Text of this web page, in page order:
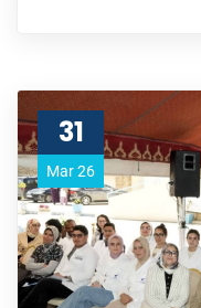
31
Mar 26